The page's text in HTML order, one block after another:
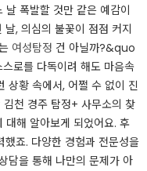
날 폭발할 것만 같은 예감이
, 의심의 불꽃이 점점 커지
여성탐정 건 아닐까?&quo
로를 다독이려 해도 마음속
상황 속에서, 어쩔 수 없이 진
천 경주 탐정+ 사무소의 찾
대해 알아보게 되었어요. 후
죠. 다양한 경험과 전문성을
담을 통해 나만의 문제가 아